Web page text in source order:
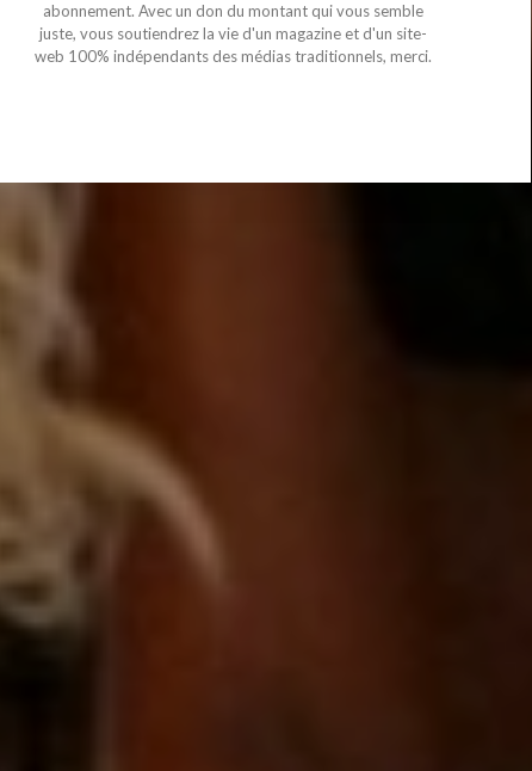
abonnement. Avec un don du montant qui vous semble
juste, vous soutiendrez la vie d'un magazine et d'un site-
web 100% indépendants des médias traditionnels, merci.